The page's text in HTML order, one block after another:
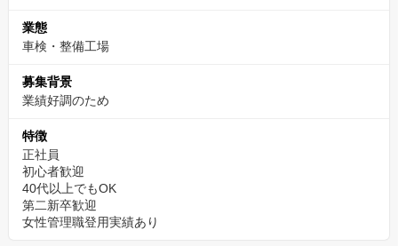
業態
車検・整備工場
募集背景
業績好調のため
特徴
正社員
初心者歓迎
40代以上でもOK
第二新卒歓迎
女性管理職登用実績あり